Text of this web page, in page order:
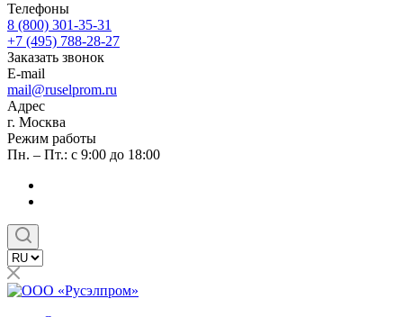
Телефоны
8 (800) 301-35-31
+7 (495) 788-28-27
Заказать звонок
E-mail
mail@ruselprom.ru
Адрес
г. Москва
Режим работы
Пн. – Пт.: с 9:00 до 18:00